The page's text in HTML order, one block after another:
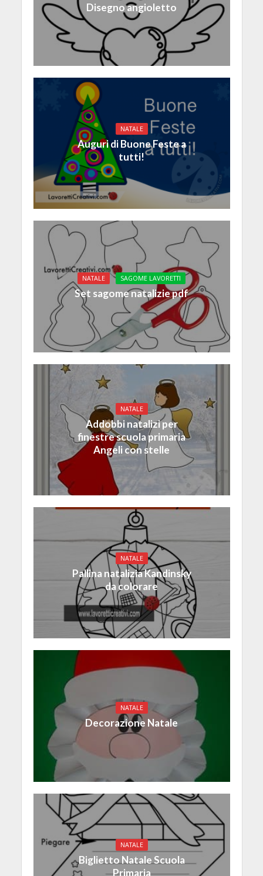
Disegno angioletto
NATALE
Auguri di Buone Feste a
tutti!
NATALE SAGOME LAVORETTI
Set sagome natalizie pdf
NATALE
Addobbi natalizi per
finestre scuola primaria
Angeli con stelle
NATALE
Pallina natalizia Kandinsky
da colorare
NATALE
Decorazione Natale
NATALE
Biglietto Natale Scuola
Primaria